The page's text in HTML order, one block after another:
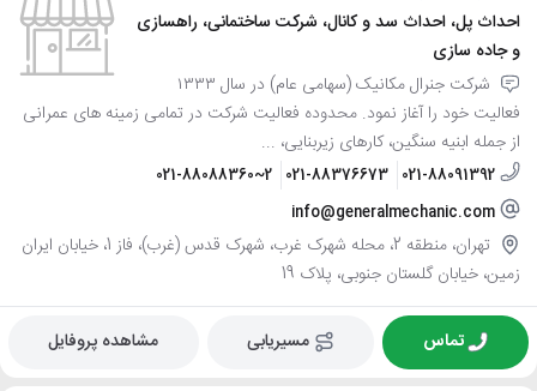
احداث پل، احداث سد و کانال، شرکت ساختمانی، راهسازی
و جاده سازی
شرکت جنرال مکانیک (سهامی عام) در سال ۱۳۳۳
فعالیت خود را آغاز نمود. محدوده فعالیت شرکت در تمامی زمینه های عمرانی
از جمله ابنیه سنگین، کارهای زیربنایی، ...
021-88091392
021-88376673
021-88088360~2
info@generalmechanic.com
تهران، منطقه 2، محله شهرک غرب، شهرک قدس (غرب)، فاز 1، خیابان ایران
زمین، خیابان گلستان جنوبی، پلاک 19
تماس مسیریابی مشاهده پروفایل